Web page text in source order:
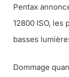
Pentax
12800 ISO,
basses
Dommage